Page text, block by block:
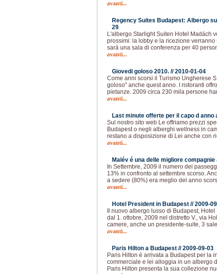
avanti...
Regency Suites Budapest: Albergo
29
L'albergo Starlight Suiten Hotel Madách
prossimi: la lobby e la ricezione
sará una sala di conferenza per 40
avanti...
Giovedi goloso 2010. //2010-01-04
Come anni scorsi il Turismo Ungherese
goloso" anche quest anno. I ristoranti
pietanze. 2009 circa 230 mila persone
avanti...
Last minute offerte per il capo d anno
Sul nostro sito web Le offriamo prezzi
Budapest o negli alberghi wellness in
restano a disposizione di Lei anche con
avanti...
Malév é una delle migliore
In Settembre, 2009 il numero dei
13% in confronto al settembre scorso.
a sedere (80%) era meglio del anno
avanti...
Hotel President in Budapest //2009-
Il nuovo albergo lusso di Budapest,
dal 1. ottobre, 2009 nel distretto V., via
camere, anche un presidente-suite, 3
avanti...
Paris Hilton a Budapest //2009-09-03
Paris Hilton é arrivata a Budapest per la
commerciale e lei alloggia in un albergo
Paris Hilton presenta la sua collezione